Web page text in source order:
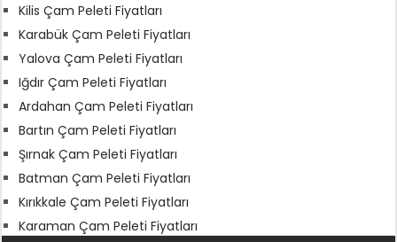
Kilis Çam Peleti Fiyatları
Karabük Çam Peleti Fiyatları
Yalova Çam Peleti Fiyatları
Iğdır Çam Peleti Fiyatları
Ardahan Çam Peleti Fiyatları
Bartın Çam Peleti Fiyatları
Şırnak Çam Peleti Fiyatları
Batman Çam Peleti Fiyatları
Kırıkkale Çam Peleti Fiyatları
Karaman Çam Peleti Fiyatları